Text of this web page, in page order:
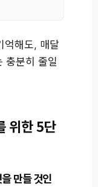
억해도, 매달
충분히 줄일
위한 5단
만들 것인